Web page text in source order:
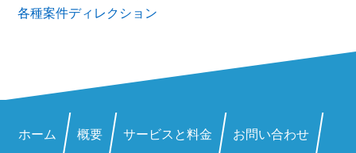
各種案件ディレクション
ホーム 概要 サービスと料金 お問い合わせ